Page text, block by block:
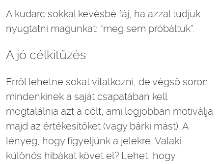
A kudarc sokkal kevésbé fáj, ha azzal tudjuk
nyugtatni magunkat: “meg sem próbáltuk”.
A jó célkitűzés
Erről lehetne sokat vitatkozni, de végső soron
mindenkinek a saját csapatában kell
megtalálnia azt a célt, ami legjobban motiválja
majd az értékesítőket (vagy bárki mást). A
lényeg, hogy figyeljünk a jelekre. Valaki
különös hibákat követ el? Lehet, hogy